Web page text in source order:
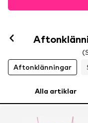
Aftonklänningar
Alla artiklar